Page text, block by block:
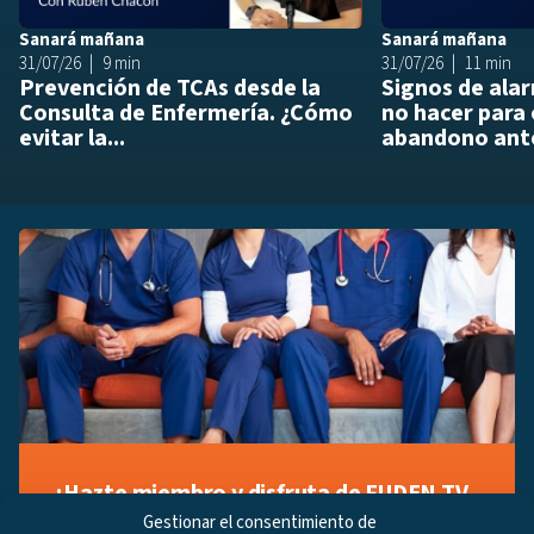
Gestionar el consentimiento de
Sanará mañana
31/07/26
9 min
Prevención de TCAs desde la
Consulta de Enfermería. ¿Cómo
evitar la...
Sanará mañana
31/07/26
11 min
Signos de
no hacer
abandono
¡Hazte miembro y disfruta de FUDEN TV
a tu manera!